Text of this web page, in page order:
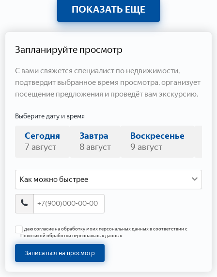
ПОКАЗАТЬ ЕЩЕ
Запланируйте просмотр
С вами свяжется специалист по недвижимости,
подтвердит выбранное время просмотра, организует
посещение предложения и проведёт вам экскурсию.
Выберите дату и время
Сегодня
7 август
Завтра
8 август
Воскресенье
9 август
Как можно быстрее
Я даю согласие на обработку моих персональных данных в соответствии с
Политикой обработки персональных данных.
Записаться на просмотр